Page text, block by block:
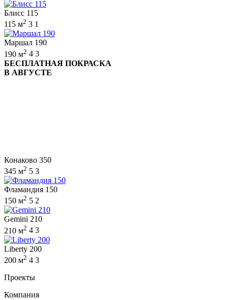
Блисс 115
115 м2 3 1
Маршал 190
190 м2 4 3
БЕСПЛАТНАЯ ПОКРАСКА
В АВГУСТЕ
Конаково 350
345 м2 5 3
Фламандия 150
150 м2 5 2
Gemini 210
210 м2 4 3
Liberty 200
200 м2 4 3
Проекты
Компания